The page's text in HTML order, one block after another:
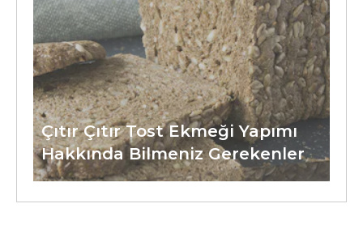
Çıtır Çıtır Tost Ekmeği Yapımı
Hakkında Bilmeniz Gerekenler